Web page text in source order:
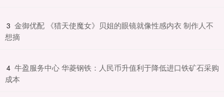
3 ​金御优配 《猎天使魔女》贝姐的眼镜就像性感内衣 制作人不
想摘
4 ​牛盈服务中心 华菱钢铁：人民币升值利于降低进口铁矿石采购
成本